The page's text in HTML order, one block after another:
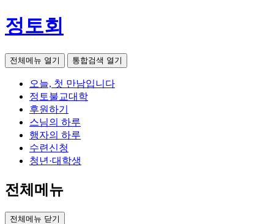
정토회
전체메뉴 열기 통합검색 열기
오늘, 첫 만남입니다
정토불교대학
후원하기
스님의 하루
행자의 하루
수련신청
청년·대학생
전체메뉴
전체메뉴 닫기